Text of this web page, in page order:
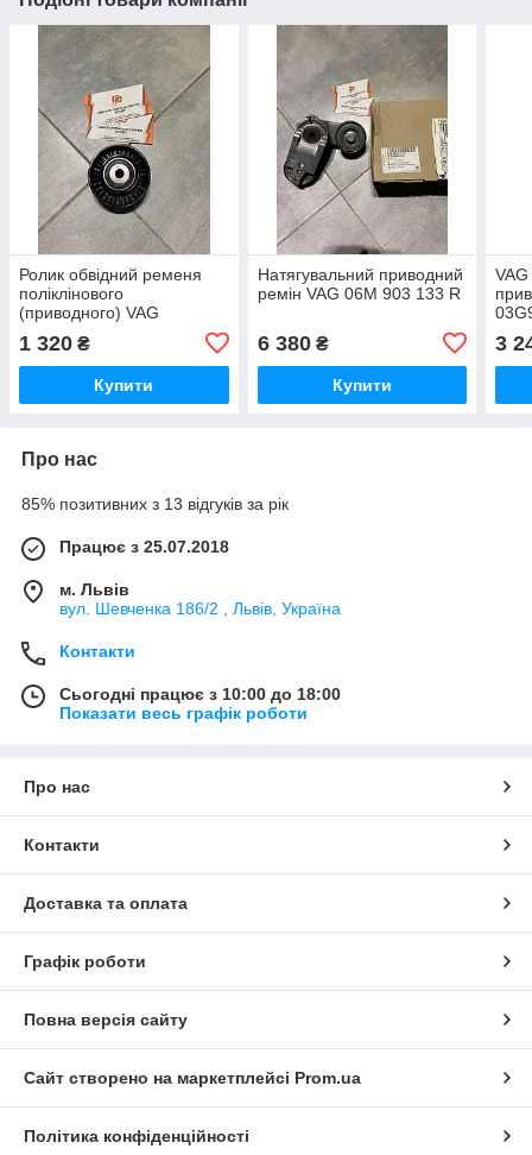
Ролик обвідний ременя
поліклінового
(приводного) VAG
1 320 ₴
Купити
Натягувальний приводний
ремін VAG 06M 903 133 R
6 380₴
Купити
3
Про нас
85% позитивних з 13 відгуків за рік
Працює з 25.07.2018
м. Львів
вул. Шевченка 186/2 , Львів, Україна
Контакти
Сьогодні працює з 10:00 до 18:00
Показати весь графік роботи
Про нас
Контакти
Доставка та оплата
Графік роботи
Повна версія сайту
Сайт створено на маркетплейсі Prom.ua
Політика конфіденційності